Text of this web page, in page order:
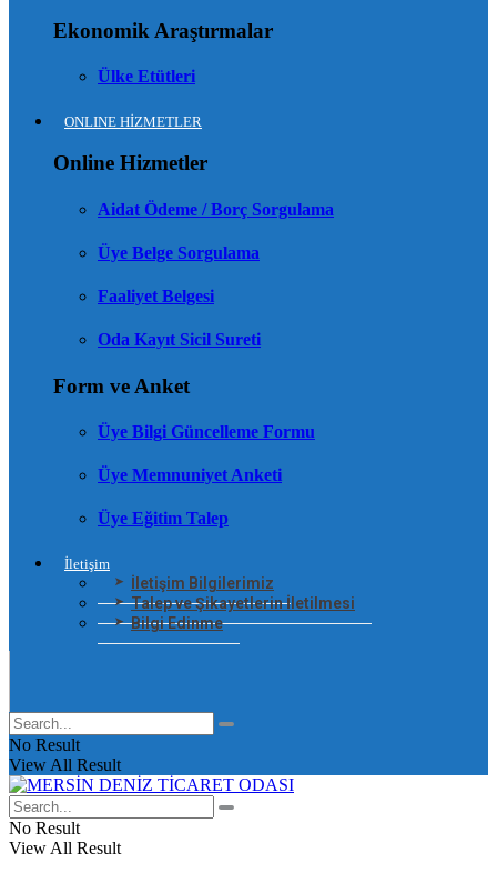
Ekonomik Araştırmalar
Ülke Etütleri
ONLINE HİZMETLER
Online Hizmetler
Aidat Ödeme / Borç Sorgulama
Üye Belge Sorgulama
Faaliyet Belgesi
Oda Kayıt Sicil Sureti
Form ve Anket
Üye Bilgi Güncelleme Formu
Üye Memnuniyet Anketi
Üye Eğitim Talep
İletişim
İletişim Bilgilerimiz
Talep ve Şikayetlerin İletilmesi
Bilgi Edinme
No Result
View All Result
No Result
View All Result